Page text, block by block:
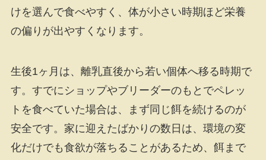
けを選んで食べやすく、体が小さい時期ほど栄養
の偏りが出やすくなります。
生後1ヶ月は、離乳直後から若い個体へ移る時期で
す。すでにショップやブリーダーのもとでペレッ
トを食べていた場合は、まず同じ餌を続けるのが
安全です。家に迎えたばかりの数日は、環境の変
化だけでも食欲が落ちることがあるため、餌まで